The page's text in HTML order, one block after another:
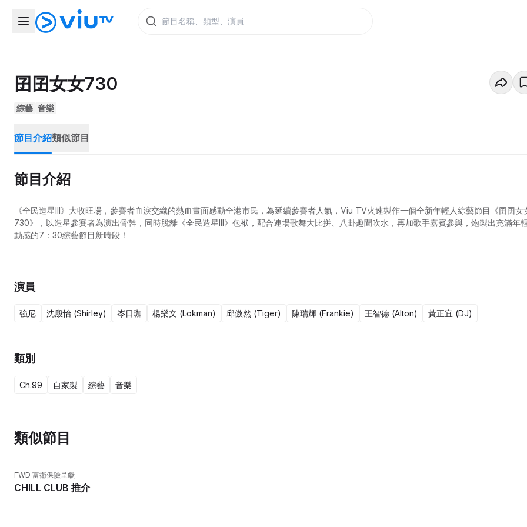
囝囝女女730
綜藝 音樂
節目介紹類似節目
節目介紹
《全民造星III》大收旺場，參賽者血淚交織的熱血畫面感動全港市民，為延續參賽者人氣，Viu TV火速製作一個全新年輕人綜藝節目《囝囝女
730》，以造星參賽者為演出骨幹，同時脫離《全民造星III》包袱，配合連場歌舞大比拼、八卦趣聞吹水，再加歌手嘉賓參與，炮製出充滿年
動感的7：30綜藝節目新時段！
演員
強尼 沈殷怡 (Shirley) 岑日珈 楊樂文 (Lokman) 邱傲然 (Tiger) 陳瑞輝 (Frankie) 王智德 (Alton) 黃正宜 (DJ)
類別
Ch.99 自家製 綜藝 音樂
類似節目
FWD 富衛保險呈獻
CHILL CLUB 推介